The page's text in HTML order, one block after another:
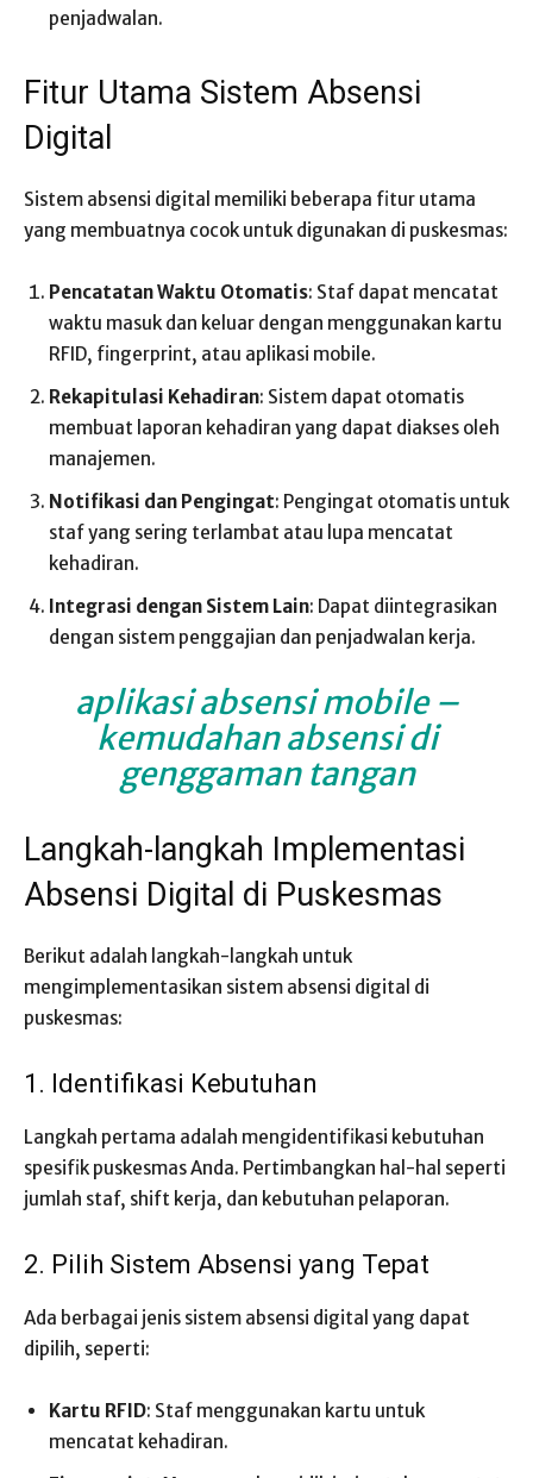
penjadwalan.
Fitur Utama Sistem Absensi
Digital
Sistem absensi digital memiliki beberapa fitur utama
yang membuatnya cocok untuk digunakan di puskesmas:
Pencatatan Waktu Otomatis: Staf dapat mencatat
waktu masuk dan keluar dengan menggunakan kartu
RFID, fingerprint, atau aplikasi mobile.
Rekapitulasi Kehadiran: Sistem dapat otomatis
membuat laporan kehadiran yang dapat diakses oleh
manajemen.
Notifikasi dan Pengingat: Pengingat otomatis untuk
staf yang sering terlambat atau lupa mencatat
kehadiran.
Integrasi dengan Sistem Lain: Dapat diintegrasikan
dengan sistem penggajian dan penjadwalan kerja.
aplikasi absensi mobile –
kemudahan absensi di
genggaman tangan
Langkah-langkah Implementasi
Absensi Digital di Puskesmas
Berikut adalah langkah-langkah untuk
mengimplementasikan sistem absensi digital di
puskesmas:
1. Identifikasi Kebutuhan
Langkah pertama adalah mengidentifikasi kebutuhan
spesifik puskesmas Anda. Pertimbangkan hal-hal seperti
jumlah staf, shift kerja, dan kebutuhan pelaporan.
2. Pilih Sistem Absensi yang Tepat
Ada berbagai jenis sistem absensi digital yang dapat
dipilih, seperti:
Kartu RFID: Staf menggunakan kartu untuk
mencatat kehadiran.